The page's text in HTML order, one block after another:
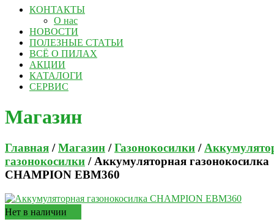
КОНТАКТЫ
О нас
НОВОСТИ
ПОЛЕЗНЫЕ СТАТЬИ
ВСЁ О ПИЛАХ
АКЦИИ
КАТАЛОГИ
СЕРВИС
Магазин
Главная /Магазин /Газонокосилки /
газонокосилки / Аккумуляторная газонокосилка
CHAMPION EBM360
Нет в наличии